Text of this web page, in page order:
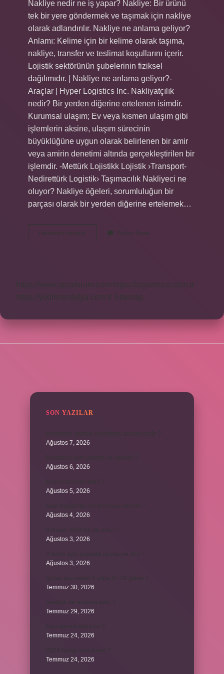
Nakliye nedir ne iş yapar? Nakliye: Bir ürünü
tek bir yere göndermek ve taşımak için nakliye
olarak adlandırılır. Nakliye ne anlama geliyor?
Anlamı: Kelime için bir kelime olarak taşıma,
nakliye, transfer ve teslimat koşullarını içerir.
Lojistik sektörünün şubelerinin fiziksel
dağılımıdır. | Nakliye ne anlama geliyor?-
Araçlar | Hyper Logistics Inc. Nakliyatçılık
nedir? Bir yerden diğerine ertelenen isimdir.
Kurumsal ulaşım; Ev veya kısmen ulaşım gibi
işlemlerin aksine, ulaşım sürecinin
büyüklüğüne uygun olarak belirlenen bir amir
veya amirin denetimi altında gerçekleştirilen bir
işlemdir. -Mettürk Lojistikk Lojistik ›Transport-
Nedirettürk Logistik› Taşımacılık Nakliyeci ne
oluyor? Nakliye öğeleri, sorumluluğun bir
parçası olarak bir yerden diğerine ertelemek…
Devamını okuyun
Nakliyecilik
Ne
Yorum Bırak
https://www.seraforum.com
https://cigerricco.com.tr
https://yildirimmedya.com.tr Sitemap
SON YAZILAR
Ağustos 7, 2026
Ağustos 6, 2026
Ağustos 5, 2026
Ağustos 4, 2026
Ağustos 3, 2026
Ağustos 3, 2026
Temmuz 30, 2026
Temmuz 29, 2026
Temmuz 24, 2026
Temmuz 24, 2026